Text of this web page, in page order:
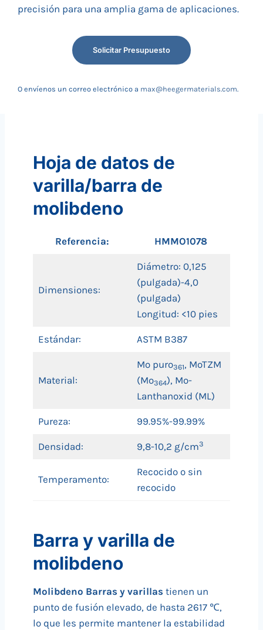
precisión para una amplia gama de aplicaciones.
Solicitar Presupuesto
O envíenos un correo electrónico a max@heegermaterials.com.
Hoja de datos de
varilla/barra de
molibdeno
Referencia: HMMO1078
Dimensiones:
Diámetro: 0,125
(pulgada)-4,0
(pulgada)
Longitud: <10 pies
Estándar: ASTM B387
Material:
Mo puro361, MoTZM
(Mo364), Mo-
Lanthanoxid (ML)
Pureza: 99.95%-99.99%
Densidad: 9,8-10,2 g/cm3
Temperamento:
Recocido o sin
recocido
Barra y varilla de
molibdeno
Molibdeno Barras y varillas tienen un
punto de fusión elevado, de hasta 2617 ℃,
lo que les permite mantener la estabilidad